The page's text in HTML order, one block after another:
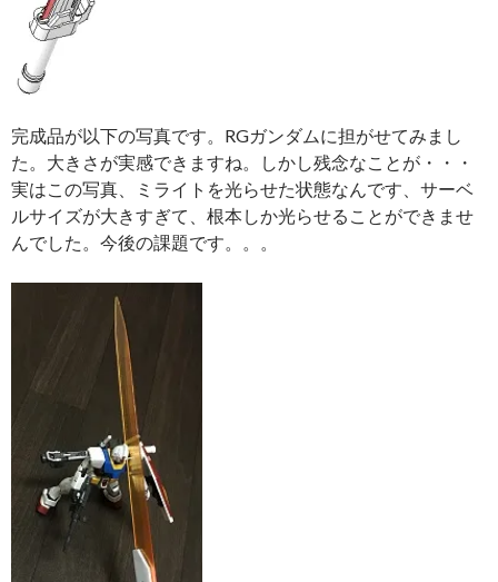
完成品が以下の写真です。RGガンダムに担がせてみまし
た。大きさが実感できますね。しかし残念なことが・・・
実はこの写真、ミライトを光らせた状態なんです、サーベ
ルサイズが大きすぎて、根本しか光らせることができませ
んでした。今後の課題です。。。